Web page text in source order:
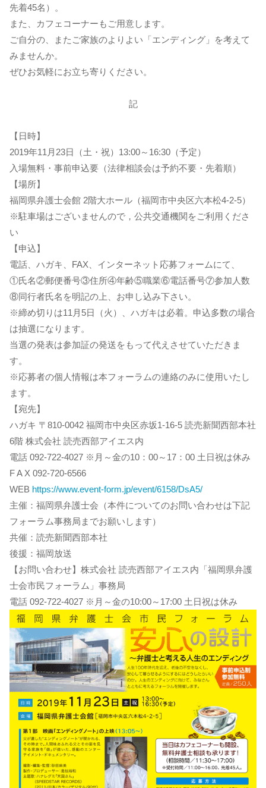
先着45名）。
また、カフェコーナーもご用意します。
ご自分の、またご家族のよりよい「エンディング」を考えて
みませんか。
ぜひお気軽にお立ち寄りください。
記
【日時】
2019年11月23日（土・祝）13:00～16:30（予定）
入場無料・事前申込要（法律相談会は予約不要・先着順）
【場所】
福岡県弁護士会館 2階大ホール（福岡市中央区六本松4-2-5）
※駐車場はございませんので，公共交通機関をご利用くださ
い
【申込】
電話、ハガキ、FAX、インターネット応募フォームにて、
①氏名②郵便番号③住所④年齢⑤職業⑥電話番号⑦参加人数
⑧同行者氏名を明記の上、お申し込み下さい。
※締め切りは11月5日（火）、ハガキは必着。申込多数の場合
は抽選になります。
当選の発表は参加証の発送をもって代えさせていただきま
す。
※応募者の個人情報は本フォーラムの連絡のみに使用いたし
ます。
【宛先】
ハガキ 〒810-0042 福岡市中央区赤坂1-16-5 読売新聞西部本社
6階 株式会社 読売西部アイエス内
電話 092-722-4027 ※月～金の10：00～17：00 土日祝は休み
F A X 092-720-6566
WEB https://www.event-form.jp/event/6158/DsA5/
主催：福岡県弁護士会（本件についてのお問い合わせは下記
フォーラム事務局までお願いします）
共催：読売新聞西部本社
後援：福岡放送
【お問い合わせ】株式会社 読売西部アイエス内「福岡県弁護
士会市民フォーラム」事務局
電話 092-722-4027 ※月～金の10:00～17:00 土日祝は休み